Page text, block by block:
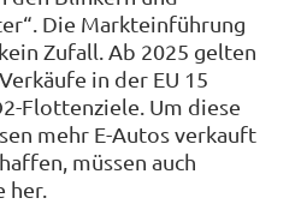
Die Markteinführung
Zufall. Ab 2025 gelten
in der EU 15
Flottenziele. Um diese
mehr E-Autos verkauft
müssen auch
her.